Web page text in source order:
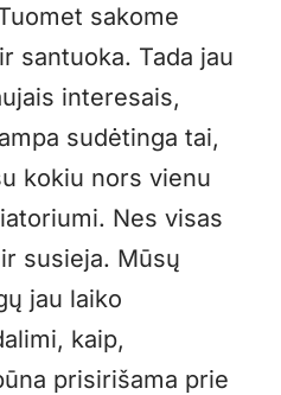
sakome
santuoka. Tada jau
interesais,
sudėtinga tai,
kokiu nors vienu
Nes visas
susieja. Mūsų
jau laiko
kaip,
prisirišama prie